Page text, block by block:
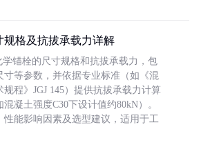
规格及抗拔承载力详解
锚栓的尺寸规格和抗拔承载力，包
寸等参数，并依据专业标准（如《混
程》JGJ 145）提供抗拔承载力计算
凝土强度C30下设计值约80kN）。
性能影响因素及选型建议，适用于工